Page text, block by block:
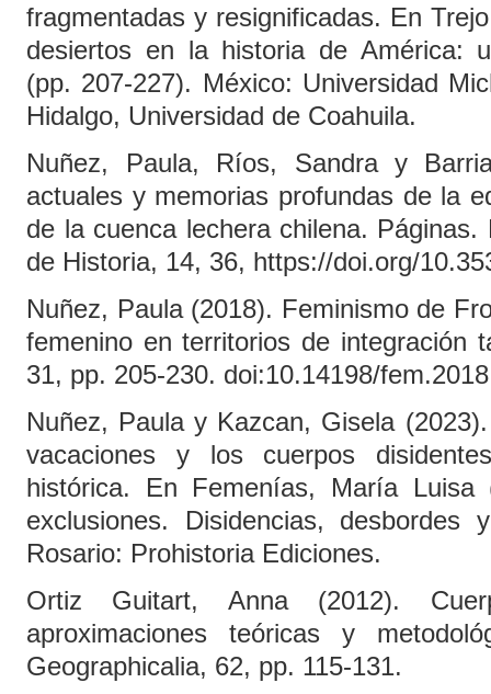
fragmentadas y resignificadas. En
desiertos en la historia de América:
(pp. 207-227). México: Universidad
Hidalgo, Universidad de Coahuila.
Nuñez, Paula, Ríos, Sandra y
actuales y memorias profundas de la
de la cuenca lechera chilena.
de Historia, 14, 36, https://doi.org/
Nuñez, Paula (2018). Feminismo de
femenino en territorios de integración
31, pp. 205-230. doi:10.14198/
Nuñez, Paula y Kazcan, Gisela
vacaciones y los cuerpos
histórica. En Femenías, María
exclusiones. Disidencias, desbordes
Rosario: Prohistoria Ediciones.
Ortiz Guitart, Anna (2012).
aproximaciones teóricas y
Geographicalia, 62, pp. 115-131.